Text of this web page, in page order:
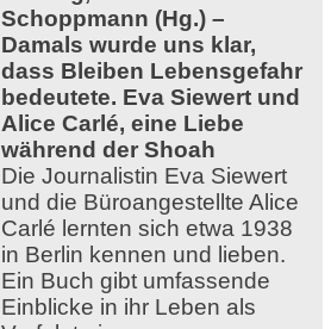
Schoppmann (Hg.) –
Damals wurde uns klar,
dass Bleiben Lebensgefahr
bedeutete. Eva Siewert und
Alice Carlé, eine Liebe
während der Shoah
Die Journalistin Eva Siewert
und die Büroangestellte Alice
Carlé lernten sich etwa 1938
in Berlin kennen und lieben.
Ein Buch gibt umfassende
Einblicke in ihr Leben als